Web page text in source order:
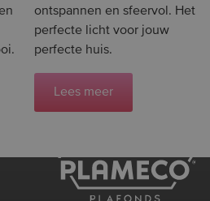
ontspannen en sfeervol. Het
perfecte licht voor jouw
perfecte huis.
Lees meer